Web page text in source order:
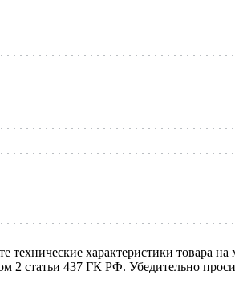
технические характеристики
2 статьи 437 ГК РФ. Убедительно